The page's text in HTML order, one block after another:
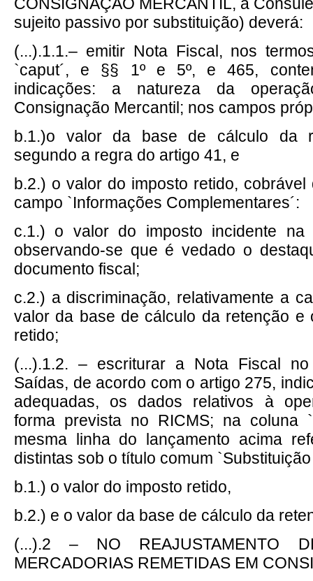
sujeito passivo por substituição) deverá:
(...).1.1.– emitir Nota Fiscal, nos
`caput´, e §§ 1º e 5º, e 465,
indicações: a natureza da
Consignação Mercantil; nos campos
b.1.)o valor da base de cálculo da
segundo a regra do artigo 41, e
b.2.) o valor do imposto retido, cobrável
campo `Informações Complementares´:
c.1.) o valor do imposto incidente na
observando-se que é vedado o
documento fiscal;
c.2.) a discriminação, relativamente a
valor da base de cálculo da retenção e
retido;
(...).1.2. – escriturar a Nota Fiscal
Saídas, de acordo com o artigo 275,
adequadas, os dados relativos à
forma prevista no RICMS; na coluna
mesma linha do lançamento acima
distintas sob o título comum `Substituição
b.1.) o valor do imposto retido,
b.2.) e o valor da base de cálculo da
(...).2 – NO REAJUSTAMENTO
MERCADORIAS REMETIDAS EM